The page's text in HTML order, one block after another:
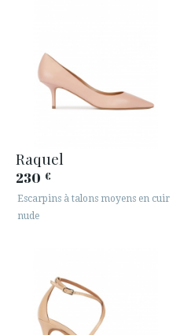
Raquel
230 €
Escarpins à talons moyens en cuir
nude